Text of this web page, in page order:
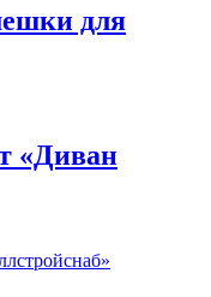
для
«Диван